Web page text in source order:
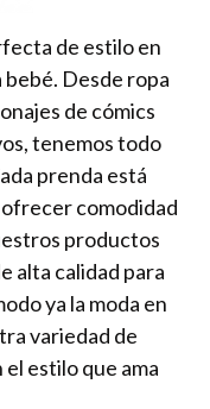
de estilo en
Desde ropa
de cómics
tenemos todo
prenda está
comodidad
productos
alta calidad para
ya la moda en
variedad de
estilo que ama